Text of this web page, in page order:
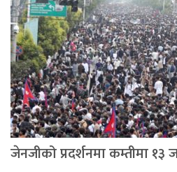
जेनजीको प्रदर्शनमा कम्तीमा १३